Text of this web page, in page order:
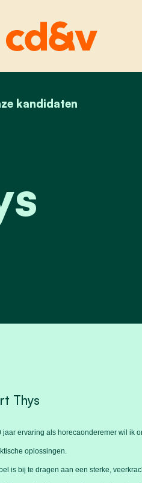
kandidaten
Thys
jaar ervaring als horecaonderemer wil ik
oplossingen.
is bij te dragen aan een sterke,